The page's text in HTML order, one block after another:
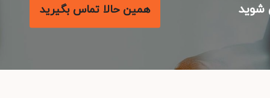
همین حالا تماس بگیرید